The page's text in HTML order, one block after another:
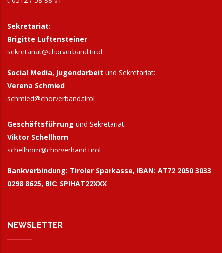
Sekretariat:
Brigitte Luftensteiner
sekretariat@chorverband.tirol
Social Media, Jugendarbeit und Sekretariat:
Verena Schmied
schmied@chorverband.tirol
Geschäftsführung und Sekretariat:
Viktor Schellhorn
schellhorn@chorverband.tirol
Bankverbindung: Tiroler Sparkasse, IBAN: AT72 2050 3033
0298 8625, BIC: SPIHAT22XXX
NEWSLETTER